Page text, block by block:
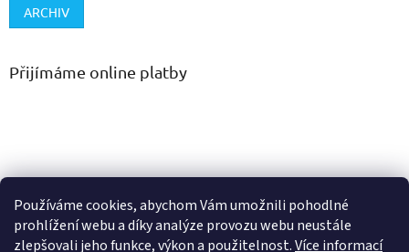
Používáme cookies, abychom Vám umožnili pohodlné
prohlížení webu a díky analýze provozu webu neustále
zlepšovali jeho funkce, výkon a použitelnost.Více informací
ARCHIV
Přijímáme online platby